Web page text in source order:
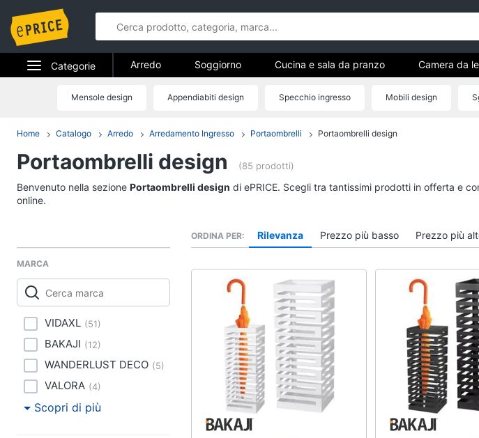
Categorie
Elettrodomestici
Telefonia
Tv e Home Cinema
Videogiochi
Audio e musica
Arredo
Salute e igiene
Arredo
Soggiorno
Divani
Vedi tutti
Cucina e sala da pranzo
Vedi tutti
Studio e ufficio
Lampadari
Scrivania
Sedie ufficio
Scrivania ufficio
Vedi tutti
Mobili bagno
Box doccia
Vasca da bagno
Piatto doccia
Vedi tutti
Arredo Soggiorno Cucina e sala da pranzo Camera da
Mensole design Appendiabiti design Specchio ingresso Mobili design
Attaccapanni design
Home Catalogo Arredo Arredamento Ingresso Portaombrelli Portaombrelli design
Portaombrelli design (85 prodotti)
Benvenuto nella sezione Portaombrelli design di ePRICE. Scegli tra tantissimi prodotti in offerta e
online.
MARCA
VIDAXL (51)
BAKAJI (12)
WANDERLUST DECO (5)
VALORA (4)
Scopri di più
ORDINA PER Rilevanza Prezzo più basso Prezzo più